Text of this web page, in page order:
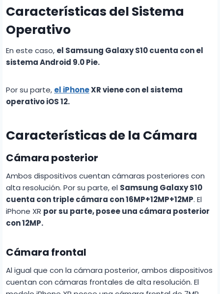
Características del Sistema
Operativo
En este caso, el Samsung Galaxy S10 cuenta con el
sistema Android 9.0 Pie.
Por su parte, el iPhoneXR viene con el sistema
operativo iOS 12.
Características de la Cámara
Cámara posterior
Ambos dispositivos cuentan cámaras posteriores con
alta resolución. Por su parte, el Samsung Galaxy S10
cuenta con triple cámara con 16MP+12MP+12MP. El
iPhone XR por su parte, posee una cámara posterior
con 12MP.
Cámara frontal
Al igual que con la cámara posterior, ambos dispositivos
cuentan con cámaras frontales de alta resolución. El